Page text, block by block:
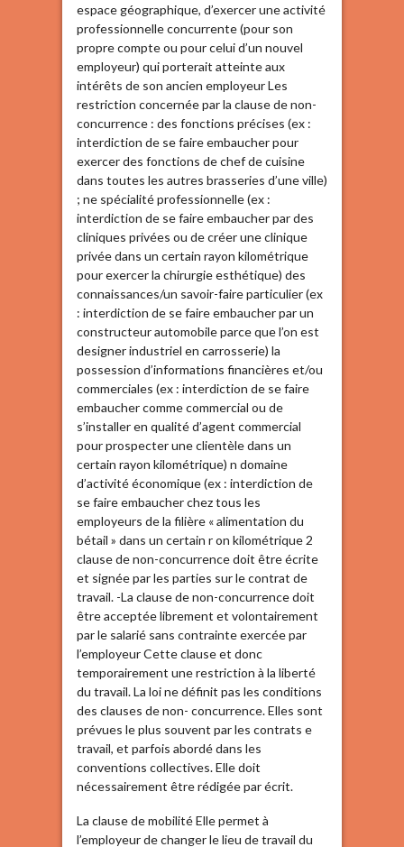
espace géographique, d’exercer une activité
professionnelle concurrente (pour son
propre compte ou pour celui d’un nouvel
employeur) qui porterait atteinte aux
intérêts de son ancien employeur Les
restriction concernée par la clause de non-
concurrence : des fonctions précises (ex :
interdiction de se faire embaucher pour
exercer des fonctions de chef de cuisine
dans toutes les autres brasseries d’une ville)
; ne spécialité professionnelle (ex :
interdiction de se faire embaucher par des
cliniques privées ou de créer une clinique
privée dans un certain rayon kilométrique
pour exercer la chirurgie esthétique) des
connaissances/un savoir-faire particulier (ex
: interdiction de se faire embaucher par un
constructeur automobile parce que l’on est
designer industriel en carrosserie) la
possession d’informations financières et/ou
commerciales (ex : interdiction de se faire
embaucher comme commercial ou de
s’installer en qualité d’agent commercial
pour prospecter une clientèle dans un
certain rayon kilométrique) n domaine
d’activité économique (ex : interdiction de
se faire embaucher chez tous les
employeurs de la filière « alimentation du
bétail » dans un certain r on kilométrique 2
clause de non-concurrence doit être écrite
et signée par les parties sur le contrat de
travail. -La clause de non-concurrence doit
être acceptée librement et volontairement
par le salarié sans contrainte exercée par
l’employeur Cette clause et donc
temporairement une restriction à la liberté
du travail. La loi ne définit pas les conditions
des clauses de non- concurrence. Elles sont
prévues le plus souvent par les contrats e
travail, et parfois abordé dans les
conventions collectives. Elle doit
nécessairement être rédigée par écrit.
La clause de mobilité Elle permet à
l’employeur de changer le lieu de travail du